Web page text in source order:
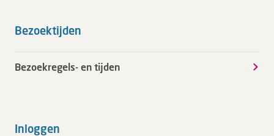
Bezoektijden
Bezoekregels- en tijden
Inloggen